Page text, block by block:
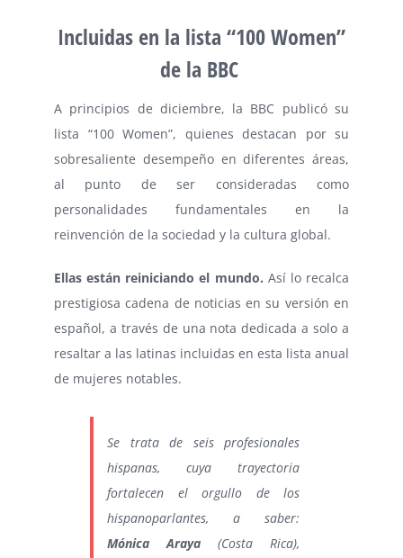
Incluidas en la lista “100 Women”
de la BBC
A principios de diciembre, la BBC publicó su
lista “100 Women”, quienes destacan por su
sobresaliente desempeño en diferentes áreas,
al punto de ser consideradas como
personalidades fundamentales en la
reinvención de la sociedad y la cultura global.
Ellas están reiniciando el mundo. Así lo recalca
prestigiosa cadena de noticias en su versión en
español, a través de una nota dedicada a solo a
resaltar a las latinas incluidas en esta lista anual
de mujeres notables.
Se trata de seis profesionales
hispanas, cuya trayectoria
fortalecen el orgullo de los
hispanoparlantes, a saber:
Mónica Araya (Costa Rica),